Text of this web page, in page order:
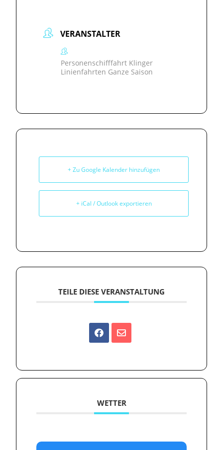
VERANSTALTER
Personenschifffahrt Klinger
Linienfahrten Ganze Saison
+ Zu Google Kalender hinzufügen
+ iCal / Outlook exportieren
TEILE DIESE VERANSTALTUNG
WETTER